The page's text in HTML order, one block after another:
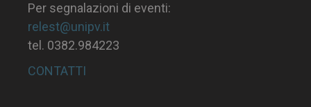
Per segnalazioni di eventi:
relest@unipv.it
tel. 0382.984223
CONTATTI